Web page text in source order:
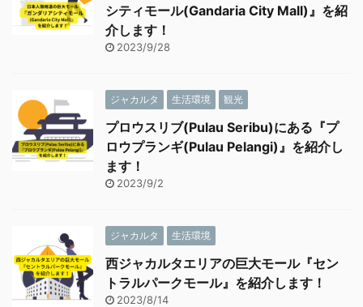
シティモール(Gandaria City Mall)』を紹
介します！
2023/9/28
ジャカルタ 生活環境 観光
プロウスリブ(Pulau Seribu)にある『プ
ロウプランギ(Pulau Pelangi)』を紹介し
ます！
2023/9/2
ジャカルタ 生活環境
西ジャカルタエリアの巨大モール『セン
トラルパークモール』を紹介します！
2023/8/14